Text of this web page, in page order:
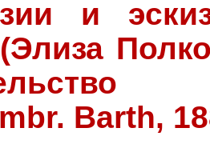
и
Barth,